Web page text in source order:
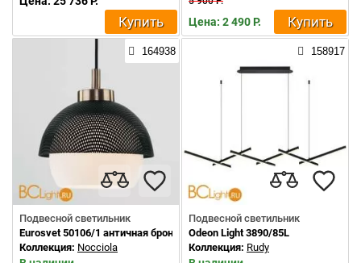
Купить Цена: 2 490 Р. Купить
164938
Подвесной светильник
Eurosvet 50106/1 античная бронза/черный
Коллекция: Nocciola
158917
Подвесной светильник
Odeon Light 3890/85L
Коллекция: Rudy